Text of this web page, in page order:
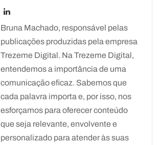
Bruna Machado, responsável pelas
publicações produzidas pela empresa
Trezeme Digital. Na Trezeme Digital,
entendemos a importância de uma
comunicação eficaz. Sabemos que
cada palavra importa e, por isso, nos
esforçamos para oferecer conteúdo
que seja relevante, envolvente e
personalizado para atender às suas